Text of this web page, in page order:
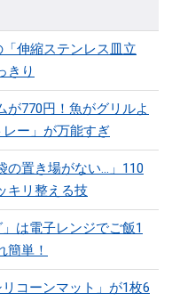
伸縮ステンレス皿立
きり
が770円！魚がグリルよ
レー」が万能すぎ
の置き場がない…」110
キリ整える技
は電子レンジでご飯1
簡単！
コーンマット」​​が1枚6